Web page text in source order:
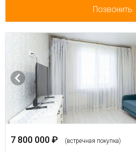
Позвонить
7 800 000 ₽ (встречная покупка)